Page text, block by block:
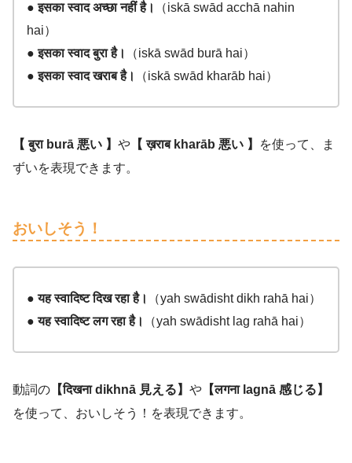
● इसका स्वाद अच्छा नहीं है।
（iskā swād acchā nahin
hai）
● इसका स्वाद बुरा है।
（iskā swād burā hai）
● इसका स्वाद खराब है।
（iskā swād kharāb hai）
【 बुराburā 悪い 】 や 【 ख़राबkharāb 悪い 】
を使って、ま
ずいを表現できます。
おいしそう！
●यह स्वादिष्ट दिख रहा है। （yah swādisht dikh rahā hai）
●यह स्वादिष्ट लग रहा है। （yah swādisht lag rahā hai）
動詞の 【दिखनाdikhnā 見える】 や 【लगनाlagnā 感じる】
を使って、おいしそう！を表現できます。